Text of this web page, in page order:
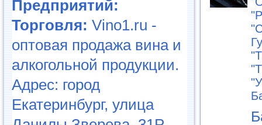
Предприятий:
Торговля: Vino1.ru -
оптовая продажа вина и
алкогольной продукции.
Адрес: город
Екатеринбург, улица